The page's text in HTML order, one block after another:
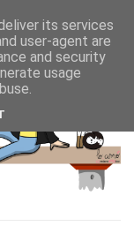
its services
user-agent are
and security
usage